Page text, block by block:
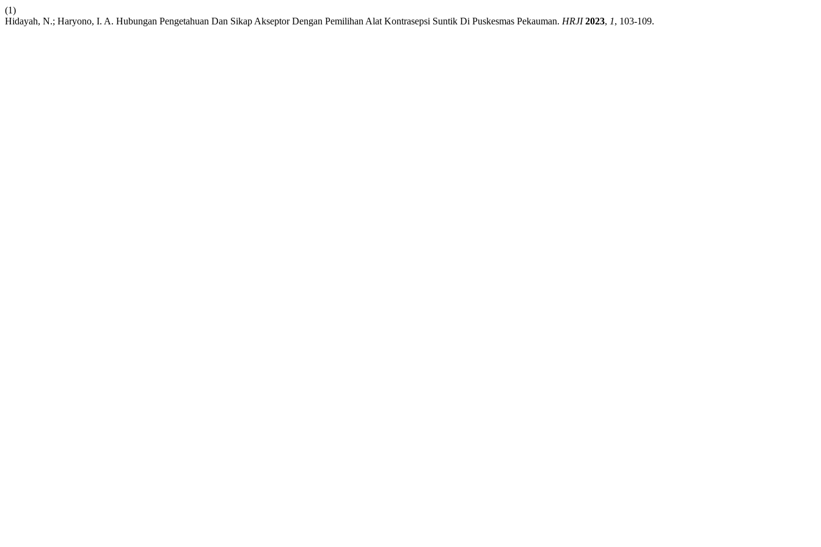
(1)
Hidayah, N.; Haryono, I. A. Hubungan Pengetahuan Dan Sikap Akseptor Dengan Pemilihan Alat Kontrasepsi Suntik Di Puskesmas Pekauman. HRJI 2023, 1, 103-109.